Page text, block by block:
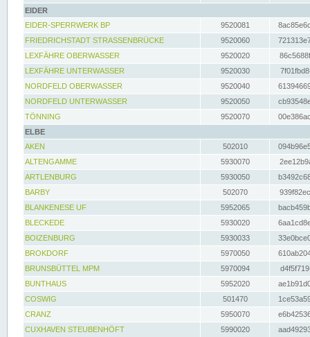
EIDER
EIDER-SPERRWERK BP
9520081
FRIEDRICHSTADT STRASSENBRÜCKE
9520060
LEXFÄHRE OBERWASSER
9520020
LEXFÄHRE UNTERWASSER
9520030
NORDFELD OBERWASSER
9520040
NORDFELD UNTERWASSER
9520050
TÖNNING
9520070
ELBE
AKEN
502010
ALTENGAMME
5930070
ARTLENBURG
5930050
BARBY
502070
BLANKENESE UF
5952065
BLECKEDE
5930020
BOIZENBURG
5930033
BROKDORF
5970050
BRUNSBÜTTEL MPM
5970094
BUNTHAUS
5952020
COSWIG
501470
CRANZ
5950070
CUXHAVEN STEUBENHÖFT
5990020